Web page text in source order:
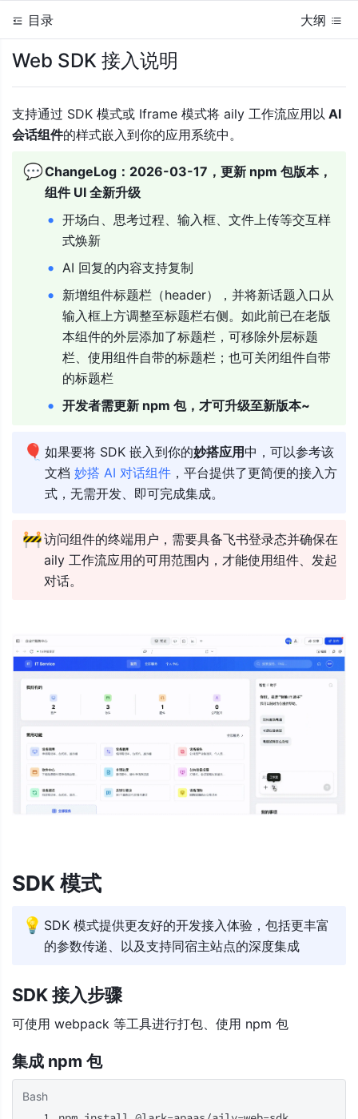
目录 大纲
Web SDK 接入说明
支持通过 SDK 模式或 Iframe 模式将 aily 工作流应用以 AI
会话组件的样式嵌入到你的应用系统中。
💬ChangeLog：2026-03-17，更新 npm 包版本，
组件 UI 全新升级
开场白、思考过程、输入框、文件上传等交互样
式焕新
AI 回复的内容支持复制
新增组件标题栏（header）
， 并将新话题入口从
输入框上方调整至标题栏右侧。如此前已在老版
本组件的外层添加了标题栏，可移除外层标题
栏、使用组件自带的标题栏；也可关闭组件自带
的标题栏
开发者需更新 npm 包，才可升级至新版本~
🎈 如果要将 SDK 嵌入到你的妙搭应用中，可以参考该
文档 妙搭 AI 对话组件 ，平台提供了更简便的接入方
式，无需开发、即可完成集成。
🚧访问组件的终端用户，需要具备飞书登录态并确保在
aily 工作流应用的可用范围内，才能使用组件、发起
对话。
SDK 模式
💡 SDK 模式提供更友好的开发接入体验，包括更丰富
的参数传递、以及支持同宿主站点的深度集成
SDK 接入步骤
可使用 webpack 等工具进行打包、使用 npm 包
集成 npm 包
Bash